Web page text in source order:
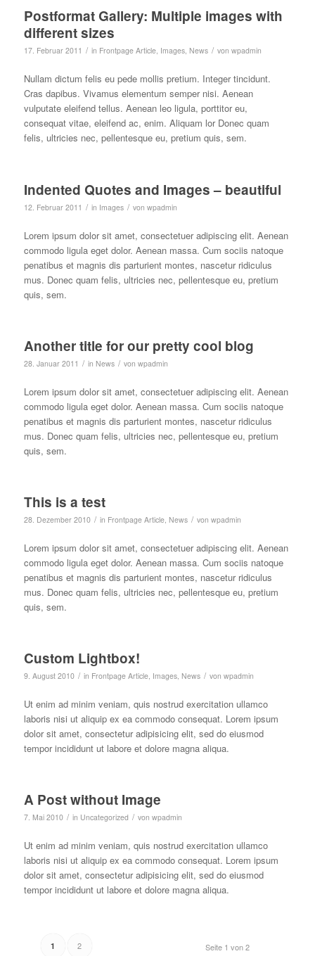
Postformat Gallery: Multiple images with
different sizes
17. Februar 2011 / in Frontpage Article, Images, News / von wpadmin
Nullam dictum felis eu pede mollis pretium. Integer tincidunt.
Cras dapibus. Vivamus elementum semper nisi. Aenean
vulputate eleifend tellus. Aenean leo ligula, porttitor eu,
consequat vitae, eleifend ac, enim. Aliquam lor Donec quam
felis, ultricies nec, pellentesque eu, pretium quis, sem.
Indented Quotes and Images – beautiful
12. Februar 2011 / in Images / von wpadmin
Lorem ipsum dolor sit amet, consectetuer adipiscing elit. Aenean
commodo ligula eget dolor. Aenean massa. Cum sociis natoque
penatibus et magnis dis parturient montes, nascetur ridiculus
mus. Donec quam felis, ultricies nec, pellentesque eu, pretium
quis, sem.
Another title for our pretty cool blog
28. Januar 2011 / in News / von wpadmin
Lorem ipsum dolor sit amet, consectetuer adipiscing elit. Aenean
commodo ligula eget dolor. Aenean massa. Cum sociis natoque
penatibus et magnis dis parturient montes, nascetur ridiculus
mus. Donec quam felis, ultricies nec, pellentesque eu, pretium
quis, sem.
This is a test
28. Dezember 2010 / in Frontpage Article, News / von wpadmin
Lorem ipsum dolor sit amet, consectetuer adipiscing elit. Aenean
commodo ligula eget dolor. Aenean massa. Cum sociis natoque
penatibus et magnis dis parturient montes, nascetur ridiculus
mus. Donec quam felis, ultricies nec, pellentesque eu, pretium
quis, sem.
Custom Lightbox!
9. August 2010 / in Frontpage Article, Images, News / von wpadmin
Ut enim ad minim veniam, quis nostrud exercitation ullamco
laboris nisi ut aliquip ex ea commodo consequat. Lorem ipsum
dolor sit amet, consectetur adipisicing elit, sed do eiusmod
tempor incididunt ut labore et dolore magna aliqua.
A Post without Image
7. Mai 2010 / in Uncategorized / von wpadmin
Ut enim ad minim veniam, quis nostrud exercitation ullamco
laboris nisi ut aliquip ex ea commodo consequat. Lorem ipsum
dolor sit amet, consectetur adipisicing elit, sed do eiusmod
tempor incididunt ut labore et dolore magna aliqua.
Seite 1 von 2
1 2